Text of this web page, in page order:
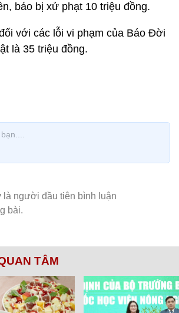
báo bị xử phạt 10 triệu đồng.
với các lỗi vi phạm của Báo Đời
là 35 triệu đồng.
TÂM